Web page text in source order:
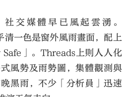
交媒體早已風起雲湧。
一色是窗外風雨畫面，配上
」。Threads上則人人化
風勢及雨勢圖，集體觀測與
黑雨，不少「分析員」迅速